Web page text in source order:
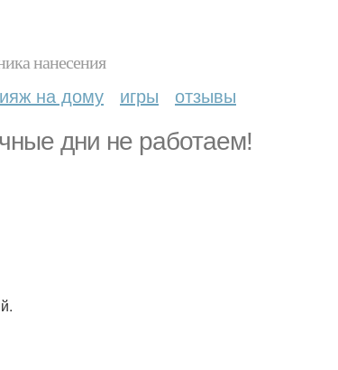
нанесения
на дому игры отзывы
дни не работаем!